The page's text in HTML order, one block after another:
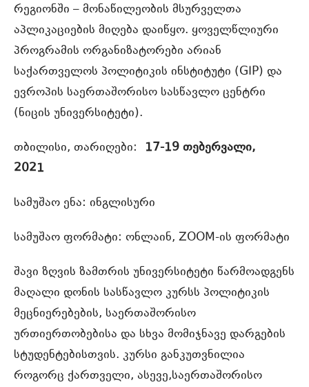
რეგიონში – მონაწილეობის მსურველთა
აპლიკაციების მიღება დაიწყო. ყოველწლიური
პროგრამის ორგანიზატორები არიან
საქართველოს პოლიტიკის ინსტიტუტი (GIP) და
ევროპის საერთაშორისო სასწავლო ცენტრი
(ნიცის უნივერსიტეტი).
თბილისი, თარიღები: 17-19 თებერვალი,
2021
სამუშაო ენა: ინგლისური
სამუშაო ფორმატი: ონლაინ, ZOOM-ის ფორმატი
შავი ზღვის ზამთრის უნივერსიტეტი წარმოადგენს
მაღალი დონის სასწავლო კურსს პოლიტიკის
მეცნიერებების, საერთაშორისო
ურთიერთობებისა და სხვა მომიჯნავე დარგების
სტუდენტებისთვის. კურსი განკუთვნილია
როგორც ქართველი, ასევე,საერთაშორისო